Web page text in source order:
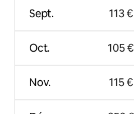
Sept.
Oct.
Nov.
113 €
105 €
115 €